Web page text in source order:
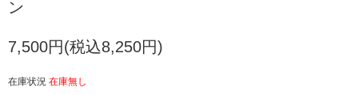
ン
7,500円(税込8,250円)
在庫状況 在庫無し